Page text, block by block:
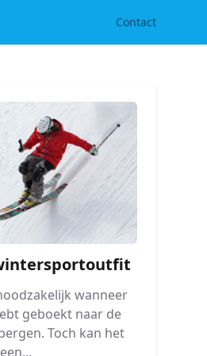
Contact
wanneer
geboekt naar de
Toch kan het